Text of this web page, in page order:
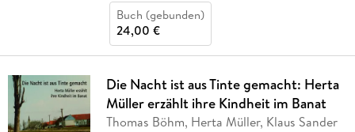
Buch (gebunden)
24,00 €
Die Nacht ist aus Tinte gemacht: Herta
Müller erzählt ihre Kindheit im Banat
Thomas Böhm, Herta Müller, Klaus Sander